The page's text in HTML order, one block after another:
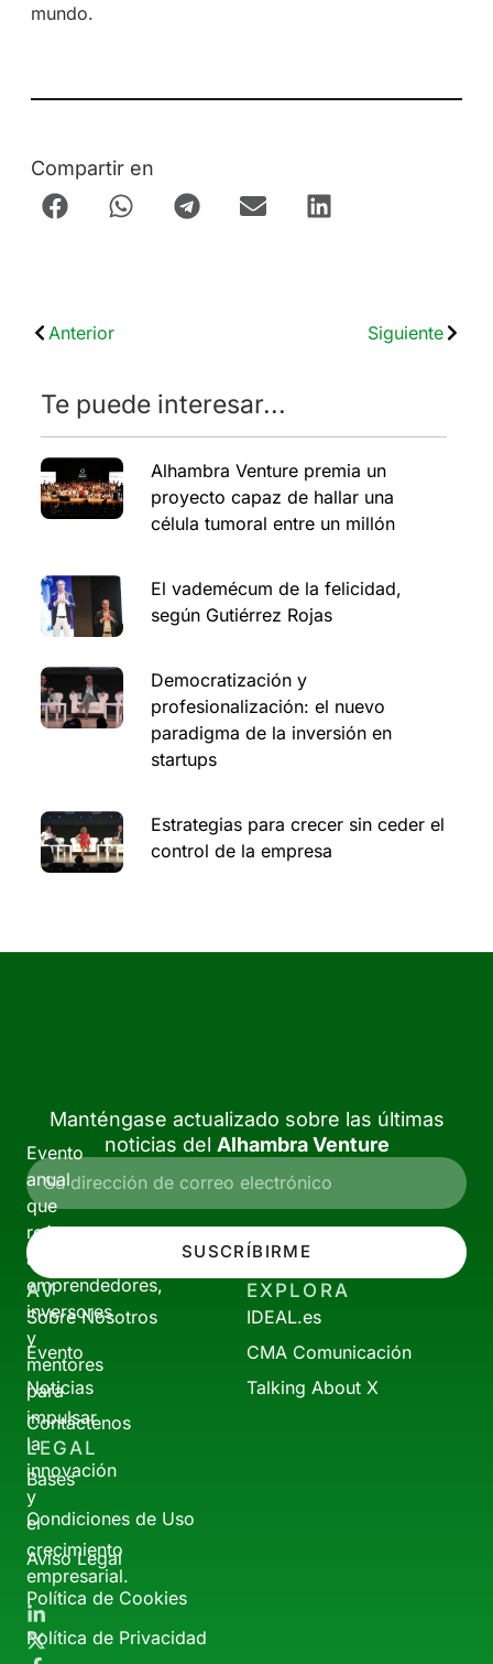
mundo.
Compartir en
Anterior Siguiente
Te puede interesar...
Alhambra Venture premia un
proyecto capaz de hallar una
célula tumoral entre un millón
El vademécum de la felicidad,
según Gutiérrez Rojas
Democratización y
profesionalización: el nuevo
paradigma de la inversión en
startups
Estrategias para crecer sin ceder el
control de la empresa
Evento
anual
que
reúne
a
emprendedores,
inversores
y
mentores
para
impulsar
la
innovación
y
el
crecimiento
empresarial.
Manténgase actualizado sobre las últimas
noticias del Alhambra Venture
SUSCRÍBIRME
AV
Sobre Nosotros
Evento
Noticias
Contáctenos
EXPLORA
IDEAL.es
CMA Comunicación
Talking About X
LEGAL
Bases
Condiciones de Uso
Aviso Legal
Política de Cookies
Política de Privacidad